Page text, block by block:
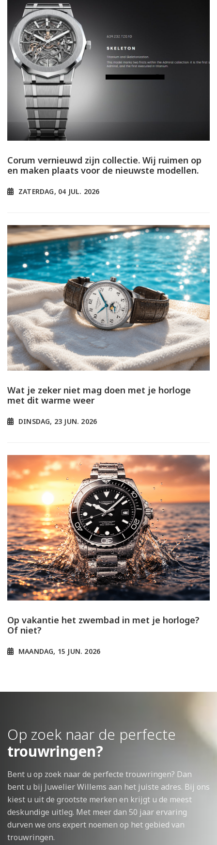
Corum vernieuwd zijn collectie. Wij ruimen op
en maken plaats voor de nieuwste modellen.
ZATERDAG, 04 JUL. 2026
Wat je zeker niet mag doen met je horloge
met dit warme weer
DINSDAG, 23 JUN. 2026
Op vakantie het zwembad in met je horloge?
Of niet?
MAANDAG, 15 JUN. 2026
Op zoek naar de perfecte
trouwringen?
Bent u op zoek naar de perfecte trouwringen? Dan
bent u bij Juwelier Willems aan het juiste adres. Bij ons
kiest u uit de grootste merken en krijgt u de meest
deskundige uitleg. Met meer dan 50 jaar ervaring
durven we ons expert noemen op het gebied van
trouwringen.